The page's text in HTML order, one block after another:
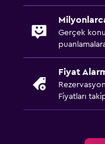
Gerçek
Fiyat
Fiyatları